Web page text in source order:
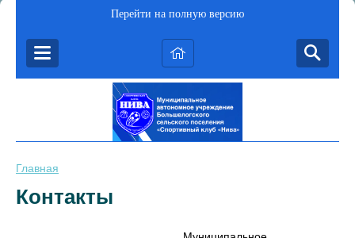
Перейти на полную версию
Главная
Контакты